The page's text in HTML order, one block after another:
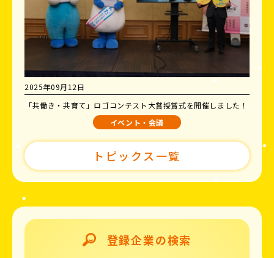
2025年09月12日
「共働き・共育て」ロゴコンテスト大賞授賞式を開催しました！
イベント・会議
トピックス一覧
登録企業の検索